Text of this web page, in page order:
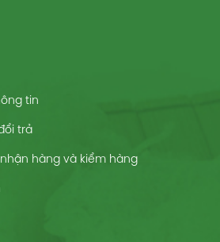
tin
trả
hàng và kiểm hàng